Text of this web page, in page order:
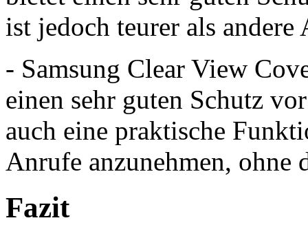
ist jedoch teurer als
- Samsung Clear View
einen sehr guten Schutz
auch eine praktische
Anrufe anzunehmen, ohne
Fazit